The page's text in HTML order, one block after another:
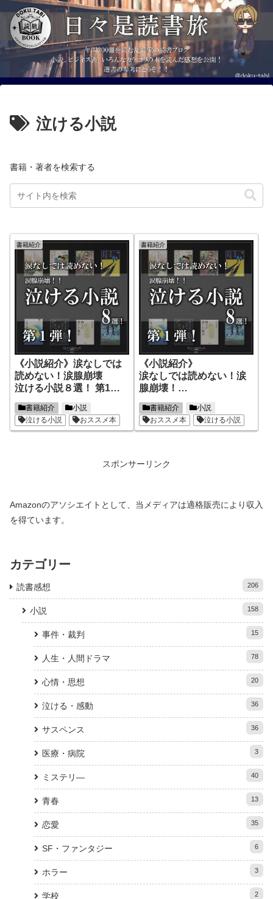
泣ける小説
書籍・著者を検索する
書籍紹介
《小説紹介》涙なしでは
読めない！涙腺崩壊
泣ける小説８選！ 第1
弾！
書籍紹介
小説
泣ける小説
おススメ本
書籍紹介
《小説紹介》
涙なしでは読めない！涙
腺崩壊！
泣ける小説８選！第1弾！
書籍紹介
小説
おススメ本
泣ける小説
スポンサーリンク
Amazonのアソシエイトとして、当メディアは適格販売により収入
を得ています。
カテゴリー
読書感想 206
小説 158
事件・裁判 15
人生・人間ドラマ 78
心情・思想 20
泣ける・感動 36
サスペンス 36
医療・病院 3
ミステリ― 40
青春 13
恋愛 35
SF・ファンタジー 6
ホラー 3
学校 2